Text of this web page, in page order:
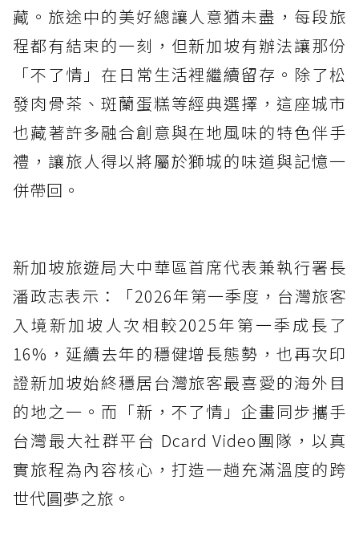
藏。旅途中的美好總讓人意猶未盡，每段旅
程都有結束的一刻，但新加坡有辦法讓那份
「不了情」在日常生活裡繼續留存。除了松
發肉骨茶、斑蘭蛋糕等經典選擇，這座城市
也藏著許多融合創意與在地風味的特色伴手
禮，讓旅人得以將屬於獅城的味道與記憶一
併帶回。
新加坡旅遊局大中華區首席代表兼執行署長
潘政志表示：「2026年第一季度，台灣旅客
入境新加坡人次相較2025年第一季成長了
16%，延續去年的穩健增長態勢，也再次印
證新加坡始終穩居台灣旅客最喜愛的海外目
的地之一。而「新，不了情」企畫同步攜手
台灣最大社群平台 Dcard Video團隊，以真
實旅程為內容核心，打造一趟充滿溫度的跨
世代圓夢之旅。